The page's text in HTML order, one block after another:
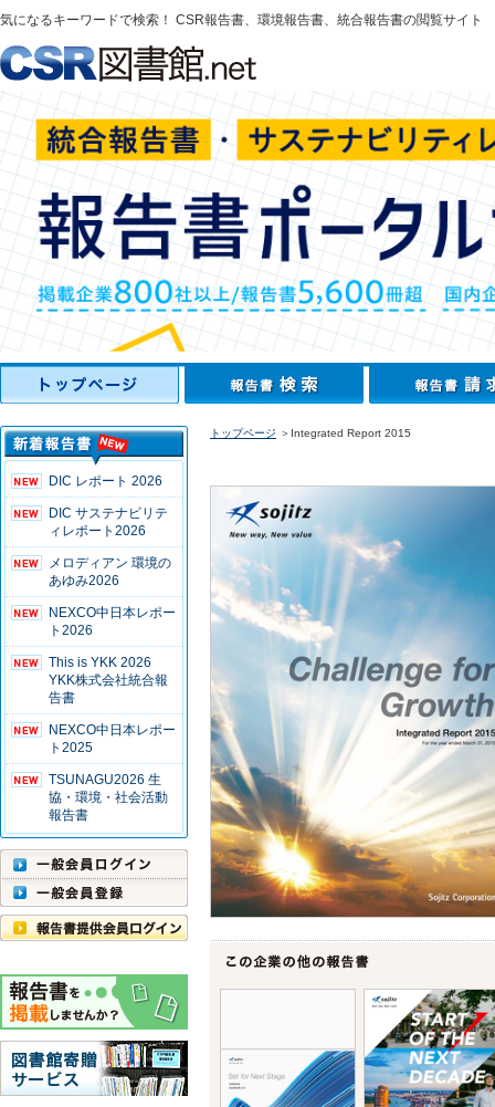
気になるキーワードで検索！ CSR報告書、環境報告書、統合報告書の閲覧サイト
DIC レポート 2026
DIC サステナビリテ
ィレポート2026
メロディアン 環境の
あゆみ2026
NEXCO中日本レポー
ト2026
This is YKK 2026
YKK株式会社統合報
告書
NEXCO中日本レポー
ト2025
TSUNAGU2026 生
協・環境・社会活動
報告書
トップページ ＞Integrated Report 2015